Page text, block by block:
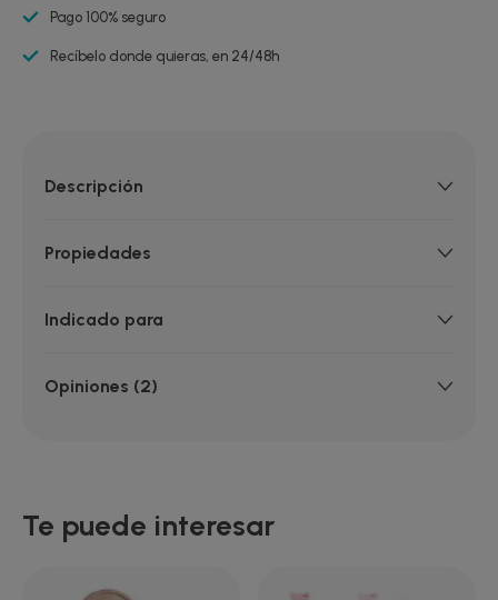
Pago 100% seguro
Recíbelo donde quieras, en 24/48h
Descripción
Propiedades
Indicado para
Opiniones (2)
Te puede interesar